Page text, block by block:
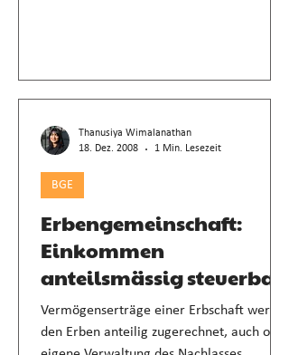
Erbengemeinschaft:
Einkommen
anteilsmässig steuerbar
Vermögenserträge einer Erbschaft werden
den Erben anteilig zugerechnet, auch ohne
BGE
Thanusiya Wimalanathan
18. Dez. 2008
1 Min. Lesezeit